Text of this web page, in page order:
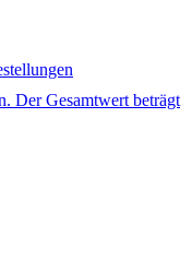
Der Gesamtwert beträgt